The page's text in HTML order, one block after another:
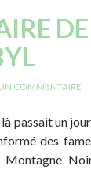
DE
COMMENTAIRE
passait un
des
Montagne